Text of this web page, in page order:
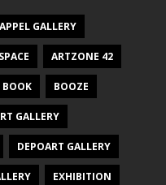
GALLERY
ARTZONE 42
BOOK BOOZE
GALLERY
DEPOART GALLERY
EXHIBITION